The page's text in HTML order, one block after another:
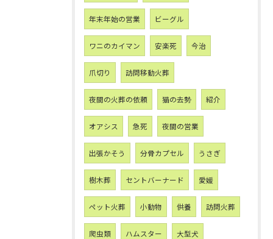
年末年始の営業 ビーグル
ワニのカイマン 安楽死 今治
爪切り 訪問移動火葬
夜間の火葬の依頼 猫の去勢 紹介
オアシス 急死 夜間の営業
出張かそう 分骨カプセル うさぎ
樹木葬 セントバーナード 愛媛
ペット火葬 小動物 供養 訪問火葬
爬虫類 ハムスター 大型犬